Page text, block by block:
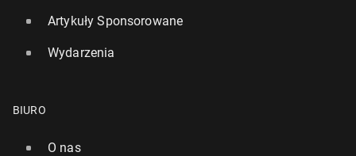
Artykuły Sponsorowane
Wydarzenia
BIURO
O nas